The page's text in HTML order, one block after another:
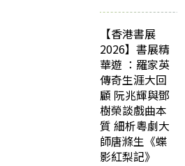
【香港書展
2026】書展精
華遊 ：羅家英
傳奇生涯大回
顧 阮兆輝與鄧
樹榮談戲曲本
質 細析粵劇大
師唐滌生《蝶
影紅梨記》